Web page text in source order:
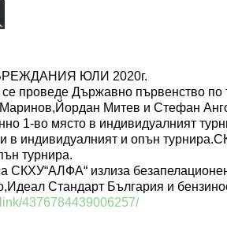
ЮЛИ 2020г.
проведе Държавно първенство по
Митев и Стефан
1-во място в индивидуалният
индивидуалният и опън
турнира.
излиза
Стандарт България и
4376784439006257/